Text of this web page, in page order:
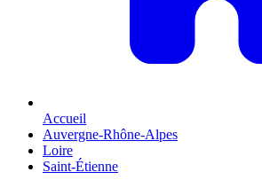
Accueil
Auvergne-Rhône-Alpes
Loire
Saint-Étienne